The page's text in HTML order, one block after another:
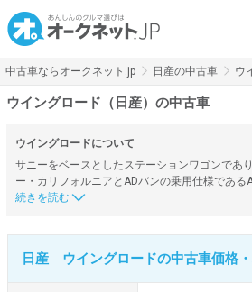
中古車ならオークネット.jp 日産の中古車 ウ
ウイングロード（日産）の中古車
ウイングロードについて
サニーをベースとしたステーションワゴンであ
ー・カリフォルニアとADバンの乗用仕様である
日産 ウイングロードの中古車価格